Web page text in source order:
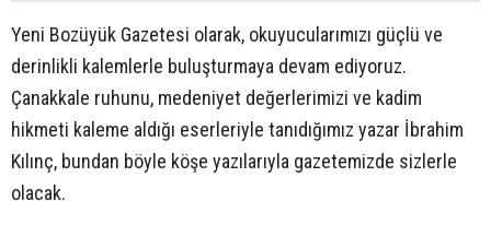
Yeni Bozüyük Gazetesi olarak, okuyucularımızı güçlü ve
derinlikli kalemlerle buluşturmaya devam ediyoruz.
Çanakkale ruhunu, medeniyet değerlerimizi ve kadim
hikmeti kaleme aldığı eserleriyle tanıdığımız yazar İbrahim
Kılınç, bundan böyle köşe yazılarıyla gazetemizde sizlerle
olacak.